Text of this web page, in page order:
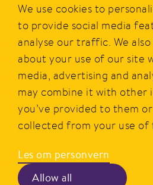
We use cookies to
to provide social media
analyse our traffic. We
about your use of our site
media, advertising and
may combine it with
you’ve provided to them
collected from your use of
Allow all
Les om personvern
1977, og i dag tilbyr PRIOR et
kylling, kalkun og egg fra norske
PRIOR er alltid godt og gir
mat i hverdagen.
Hovedkontor
Postboks 360, Økern,
0513 Oslo
Besøksadresse